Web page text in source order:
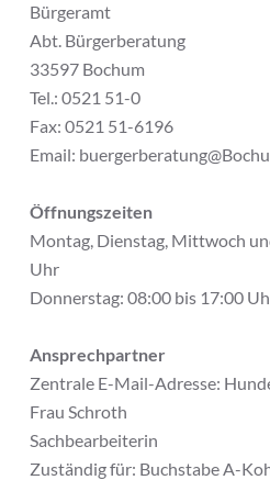
Bürgeramt
Abt. Bürgerberatung
33597 Bochum
Tel.: 0521 51-0
Fax: 0521 51-6196
Email:
Öffnungszeiten
Montag, Dienstag, Mittwoch
Uhr
Donnerstag: 08:00 bis 17:00
Ansprechpartner
Zentrale E-Mail-Adresse:
Frau Schroth
Sachbearbeiterin
Zuständig für: Buchstabe A-